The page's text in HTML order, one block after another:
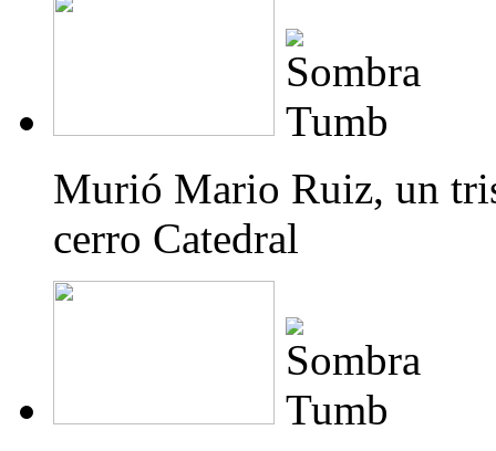
Murió Mario Ruiz, un
cerro Catedral